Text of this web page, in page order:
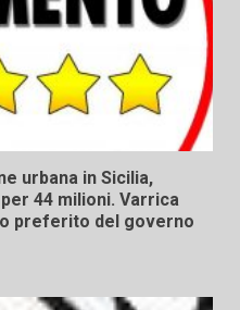
urbana in Sicilia,
44 milioni. Varrica
preferito del governo